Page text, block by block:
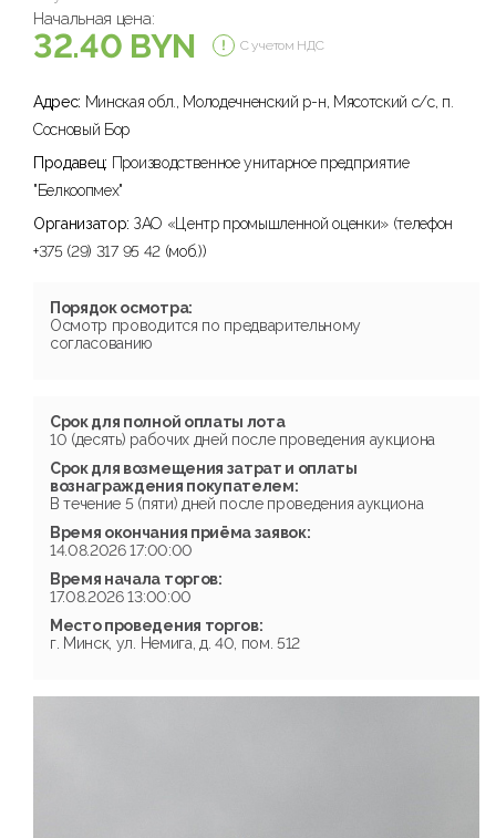
Начальная цена:
32.40 BYN С учетом НДС
Адрес: Минская обл., Молодечненский р-н, Мясотский с/с, п.
Сосновый Бор
Продавец: Производственное унитарное предприятие
"Белкоопмех"
Организатор: ЗАО «Центр промышленной оценки» (телефон
+375 (29) 317 95 42 (моб.))
Порядок осмотра:
Осмотр проводится по предварительному
согласованию
Срок для полной оплаты лота
10 (десять) рабочих дней после проведения аукциона
Срок для возмещения затрат и оплаты
вознаграждения покупателем:
В течение 5 (пяти) дней после проведения аукциона
Время окончания приёма заявок:
14.08.2026 17:00:00
Время начала торгов:
17.08.2026 13:00:00
Место проведения торгов:
г. Минск, ул. Немига, д. 40, пом. 512